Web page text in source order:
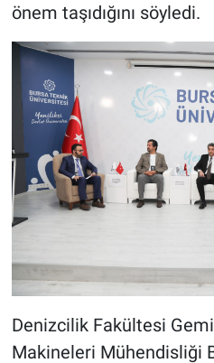
önem taşıdığını söyledi.
Denizcilik Fakültesi
Makineleri Mühendisliği